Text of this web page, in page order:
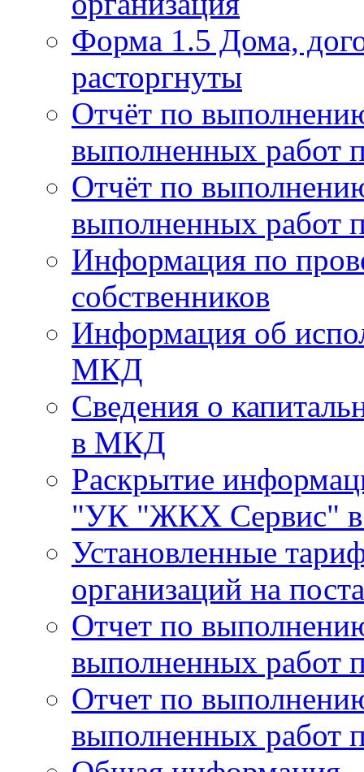
Форма 1.5 Дома,
расторгнуты
Отчёт по
выполненных работ
Отчёт по
выполненных работ
Информация по
собственников
Информация об
МКД
Сведения о
в МКД
Раскрытие
"УК "ЖКХ Сервис" в
Установленные
организаций на
Отчет по
выполненных работ
Отчет по
выполненных работ